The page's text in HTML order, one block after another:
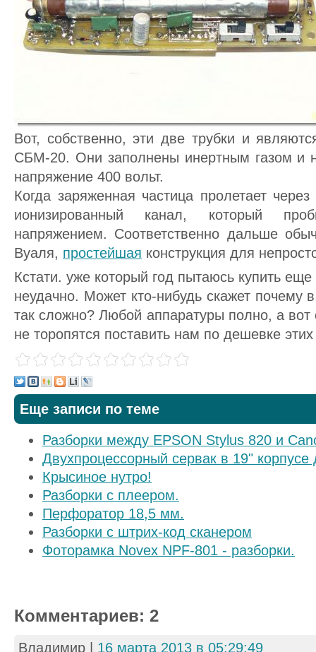
Вот, собственно, эти две трубки и
СБМ-20. Они заполнены инертным газом и
напряжение 400 вольт.
Когда заряженная частица пролетает через
ионизированный канал, который
напряжением. Соответственно дальше
Вуаля, простейшая конструкция для
Кстати. уже который год пытаюсь купить еще
неудачно. Может кто-нибудь скажет почему
так сложно? Любой аппаратуры полно, а вот
не торопятся поставить нам по дешевке
Еще записи по теме
Разборки между EPSON Stylus 820 и
Двухпроцессорный сервак в 19"
Крысиное нутро!
Разборки с плеером.
Перфоратор 18,5 мм.
Разборки с штрих-код сканером
Фоторамка Novex NPF-801 - разборки.
Комментариев: 2
Владимир 16 марта 2013 в 05:29:49